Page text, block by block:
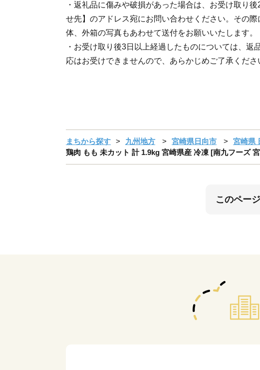
・返礼品に傷みや破損があった場合は、お受け取り
せ先】のアドレス宛にお問い合わせください。その際
体、外箱の写真もあわせて送付をお願いいたします。
・お受け取り後3日以上経過したものについては、返
応はお受けできませんので、あらかじめご了承くださ
まちから探す 九州地方 宮崎県日向市
宮崎県
鶏肉 もも 未カット 計 1.9kg 宮崎県産 冷凍 [南九フーズ
このペー